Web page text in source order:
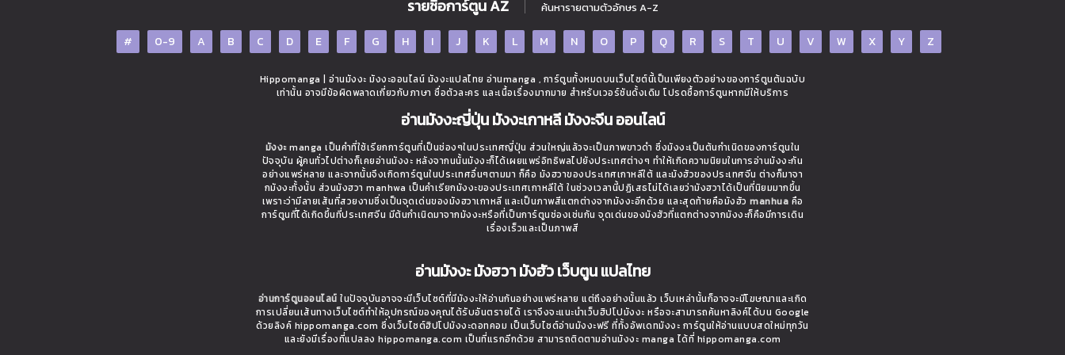
รายชื่อการ์ตูน AZ ค้นหารายตามตัวอักษร A-Z
# 0-9 A B C D E F G H I J K L M N O P Q R S T U V W X Y Z
Hippomanga | อ่านมังงะ มังงะออนไลน์ มังงะแปลไทย อ่านmanga , การ์ตูนทั้งหมดบนเว็บไซต์นี้เป็นเพียงตัวอย่างของการ์ตูนต้นฉบับ
เท่านั้น อาจมีข้อผิดพลาดเกี่ยวกับภาษา ชื่อตัวละคร และเนื้อเรื่องมากมาย สำหรับเวอร์ชันดั้งเดิม โปรดซื้อการ์ตูนหากมีให้บริการ
อ่านมังงะญี่ปุ่น มังงะเกาหลี มังงะจีน ออนไลน์
มังงะmanga เป็นคำที่ใช้เรียกการ์ตูนที่เป็นช่องๆในประเทศญี่ปุ่น ส่วนใหญ่แล้วจะเป็นภาพขาวดำ ซึ่งมังงะเป็นต้นกำเนิดของการ์ตูนใน
ปัจจุบัน ผู้คนทั่วไปต่างก็เคยอ่านมังงะ หลังจากนนั้นมังงะก็ได้เผยแพร่อิทธิพลไปยังประเทศต่างๆ ทำให้เกิดความนิยมในการอ่านมังงะกัน
อย่างแพร่หลาย และจากนั้นจึงเกิดการ์ตูนในประเทศอื่นๆตามมา ก็คือ มังฮวาของประเทศเกาหลีใต้ และมังฮัวของประเทศจีน ต่างก็มาจา
กมังงะทั้งนั้น ส่วนมังฮวา manhwa เป็นคำเรียกมังงะของประเทศเกาหลีใต้ ในช่วงเวลานี้ปฏิเสธไม่ได้เลยว่ามังฮวาได้เป็นที่นิยมมากขึ้น
เพราะว่ามีลายเส้นที่สวยงามซึ่งเป็นจุดเด่นของมังฮวาเกาหลี และเป็นภาพสีแตกต่างจากมังงะอีกด้วย และสุดท้ายคือมังฮัว manhua คือ
การ์ตูนที่ได้เกิดขึ้นที่ประเทศจีน มีต้นกำเนิดมาจากมังงะหรือที่เป็นการ์ตูนช่องเช่นกัน จุดเด่นของมังฮัวที่แตกต่างจากมังงะก็คือมีการเดิน
เรื่องเร็วและเป็นภาพสี
อ่านมังงะ มังฮวา มังฮัว เว็บตูน แปลไทย
อ่านการ์ตูนออนไลน์ ในปัจจุบันอาจจะมีเว็บไซต์ที่มีมังงะให้อ่านกันอย่างแพร่หลาย แต่ถึงอย่างนั้นแล้ว เว็บเหล่านั้นก็อาจจะมีโฆษณาและเกิด
การเปลี่ยนเส้นทางเว็บไซต์ทำให้อุปกรณ์ของคุณได้รับอันตรายได้ เราจึงจะแนะนำเว็บฮิปโปมังงะ หรือจะสามารถค้นหาลิงค์ได้บน Google
ด้วยลิงค์ hippomanga.com ซึ่งเว็บไซต์ฮิปโปมังงะดอทคอม เป็นเว็บไซต์อ่านมังงะฟรี ที่ทั้งอัพเดทมังงะ การ์ตูนให้อ่านแบบสดใหม่ทุกวัน
และยังมีเรื่องที่แปลลง hippomanga.com เป็นที่แรกอีกด้วย สามารถติดตามอ่านมังงะ manga ได้ที่ hippomanga.com